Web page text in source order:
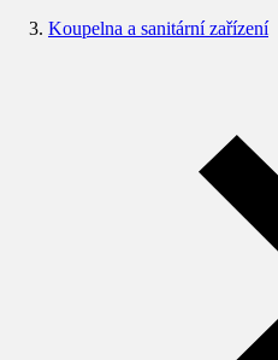
Koupelna a sanitární zařízení